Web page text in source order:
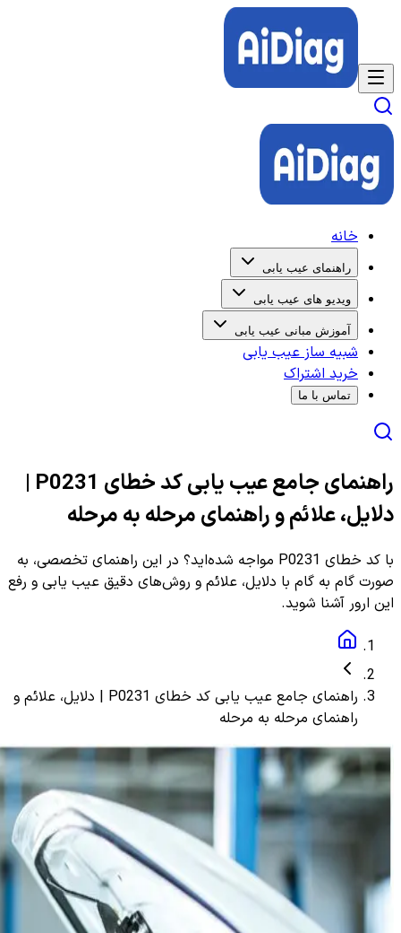
خانه
راهنمای عیب یابی
ویدیو های عیب یابی
آموزش مبانی عیب یابی
شبیه ساز عیب یابی
خرید اشتراک
تماس با ما
راهنمای جامع عیب یابی کد خطای P0231 |
دلایل، علائم و راهنمای مرحله به مرحله
با کد خطای P0231 مواجه شده‌اید؟ در این راهنمای تخصصی، به
صورت گام به گام با دلایل، علائم و روش‌های دقیق عیب یابی و رفع
این ارور آشنا شوید.
راهنمای جامع عیب یابی کد خطای P0231 | دلایل، علائم و
راهنمای مرحله به مرحله